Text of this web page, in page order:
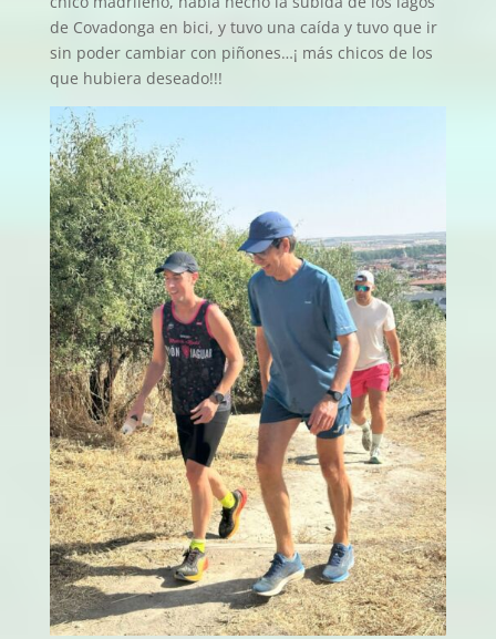
de Covadonga en bici, y tuvo una caída y tuvo que ir
sin poder cambiar con piñones…¡ más chicos de los
que hubiera deseado!!!